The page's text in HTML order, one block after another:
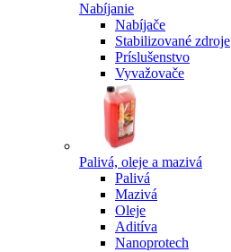
Nabíjanie
Nabíjače
Stabilizované zdroje
Príslušenstvo
Vyvažovače
Palivá, oleje a mazivá
Palivá
Mazivá
Oleje
Aditíva
Nanoprotech